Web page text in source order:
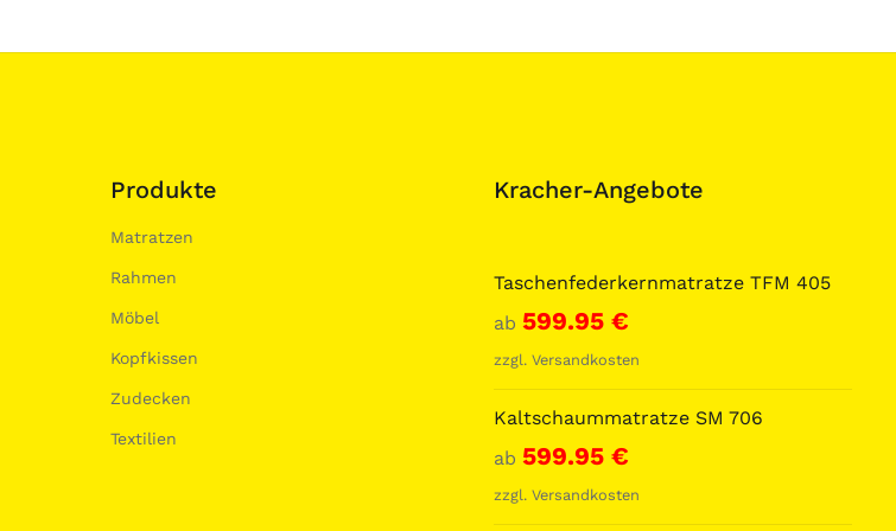
Produkte
Matratzen
Rahmen
Möbel
Kopfkissen
Zudecken
Textilien
Kracher-Angebote
Taschenfederkernmatratze TFM 405
ab 599.95 €
zzgl. Versandkosten
Kaltschaummatratze SM 706
ab 599.95 €
zzgl. Versandkosten